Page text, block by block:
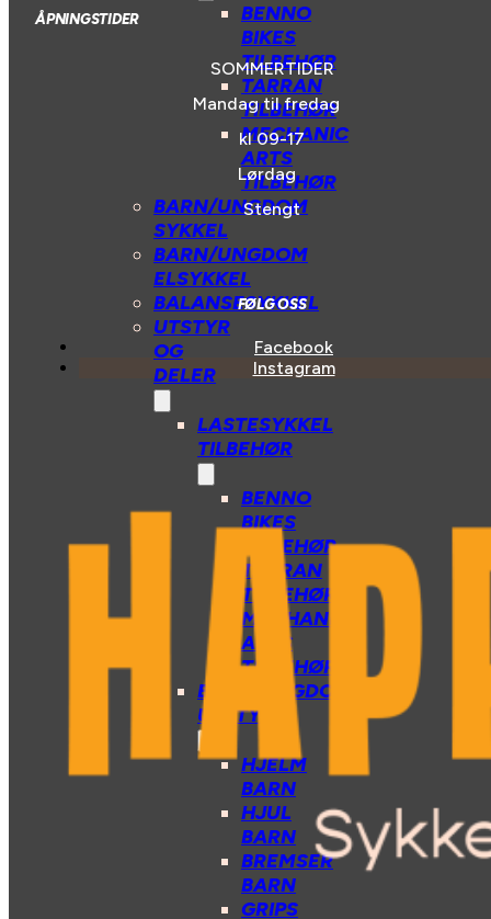
BENNO
BIKES
TILBEHØR
TARRAN
TILBEHØR
MECHANIC
ARTS
TILBEHØR
BARN/UNGDOM
SYKKEL
BARN/UNGDOM
ELSYKKEL
BALANSESYKKEL
UTSTYR
OG
DELER
LASTESYKKEL
TILBEHØR
BENNO
BIKES
TILBEHØR
TARRAN
TILBEHØR
MECHANIC
ARTS
TILBEHØR
BARN/UNGDOM
UTSTYR
HJELM
BARN
HJUL
BARN
BREMSER
BARN
GRIPS
ÅPNINGSTIDER
SOMMERTIDER
Mandag til fredag
kl 09-17
Lørdag
Stengt
FØLG OSS
Facebook
Instagram